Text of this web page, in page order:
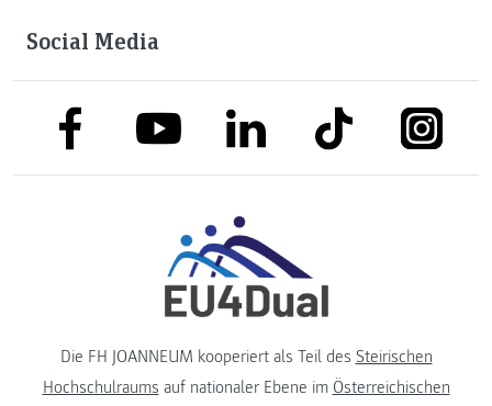
Social Media
link to facebooklink to youtubelink to linkedinlink to tiktok link to
Die FH JOANNEUM kooperiert als Teil des Steirischen
Hochschulraums auf nationaler Ebene im Österreichischen